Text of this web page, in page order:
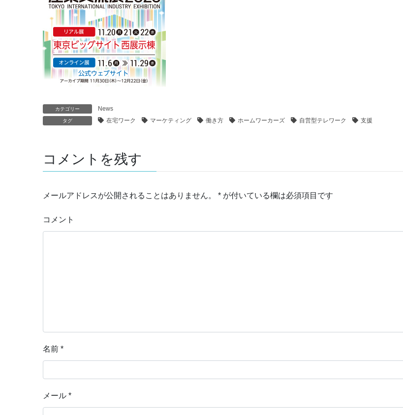
カテゴリー News
タグ 在宅ワーク マーケティング 働き方 ホームワーカーズ 自営型テレワーク 支援
コメントを残す
メールアドレスが公開されることはありません。 * が付いている欄は必須項目です
コメント
名前 *
メール *